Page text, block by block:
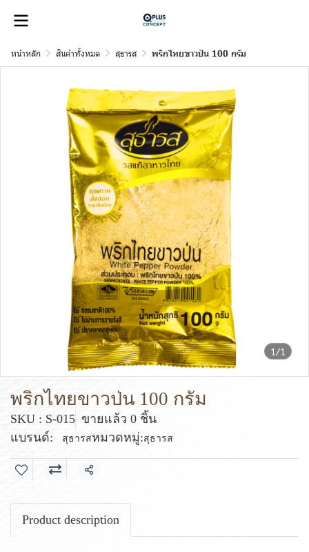
หน้าหลัก สินค้าทั้งหมด สุธารส พริกไทยขาวป่น 100 กรัม
1/1
พริกไทยขาวป่น 100 กรัม
SKU : S-015 ขายแล้ว 0 ชิ้น
แบรนด์:
สุธารสหมวดหมู่:สุธารส
แชร์
Product description